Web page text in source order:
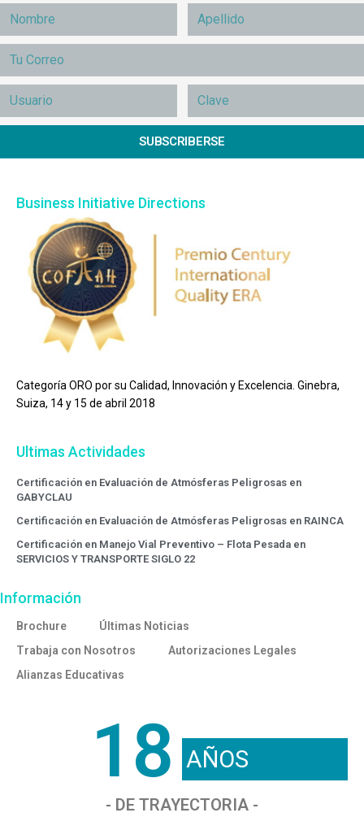
SUBSCRIBERSE
Business Initiative Directions
Categoría ORO por su Calidad, Innovación y Excelencia. Ginebra,
Suiza, 14 y 15 de abril 2018
Ultimas Actividades
Certificación en Evaluación de Atmósferas Peligrosas en
GABYCLAU
Certificación en Evaluación de Atmósferas Peligrosas en RAINCA
Certificación en Manejo Vial Preventivo – Flota Pesada en
SERVICIOS Y TRANSPORTE SIGLO 22
Información
Brochure
Últimas Noticias
Trabaja con Nosotros
Autorizaciones Legales
Alianzas Educativas
18 AÑOS
- DE TRAYECTORIA -